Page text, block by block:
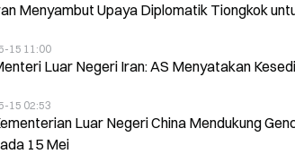
Menyambut Upaya Diplomatik Tiongkok
15 11:00
Luar Negeri Iran: AS Menyatakan
15 02:53
Luar Negeri China Mendukung
15 Mei